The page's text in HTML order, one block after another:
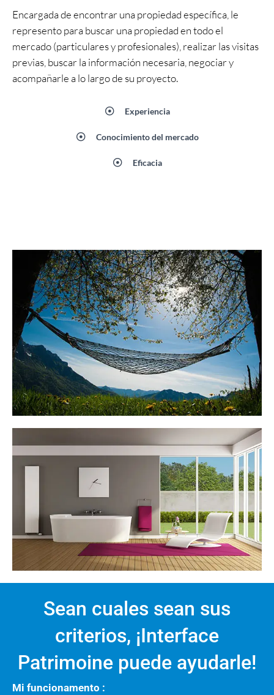
Encargada de encontrar una propiedad específica, le
represento para buscar una propiedad en todo el
mercado (particulares y profesionales), realizar las visitas
previas, buscar la información necesaria, negociar y
acompañarle a lo largo de su proyecto.
Experiencia
Conocimiento del mercado
Eficacia
Sean cuales sean sus
criterios, ¡Interface
Patrimoine puede ayudarle!
Mi funcionamento :